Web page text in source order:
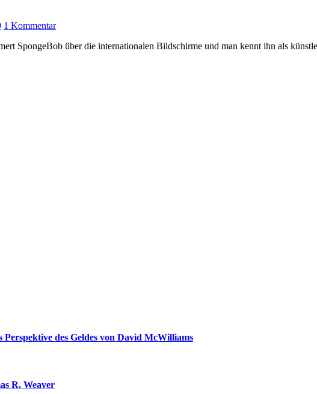
1 Kommentar
SpongeBob über die internationalen Bildschirme und man kennt ihn als
des Geldes von David McWilliams
R. Weaver